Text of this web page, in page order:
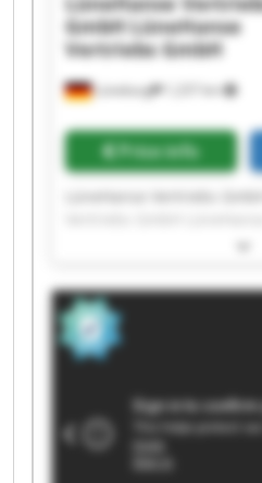
Lüneburg 1,237 km
GmbH LüneHanse
Vertriebs GmbH
Price info
LüneHanse Vertriebs
LüneHanse Vertriebs
Vertriebs GmbH
LüneHanse Vertriebs
Vertriebs GmbH
Vertriebs GmbH
LüneHanse Vertriebs
Vertriebs GmbH
LüneHanse Vertriebs